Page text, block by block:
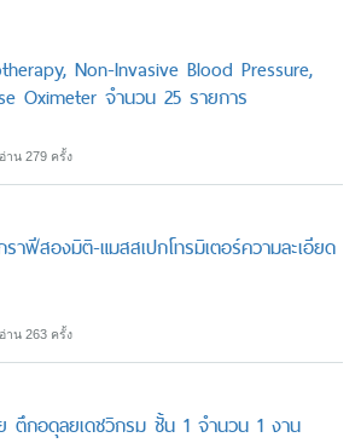
Non-Invasive Blood Pressure,
Oximeter จำนวน 25 รายการ
อ่าน 279 ครั้ง
ราฟีสองมิติ-แมสสเปกโทรมิเตอร์ความละเอียด
อ่าน 263 ครั้ง
ตึกอดุลยเดชวิกรม ชั้น 1 จำนวน 1 งาน